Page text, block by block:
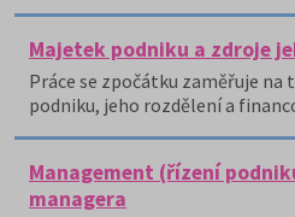
Majetek podniku a zdroje
Práce se zpočátku zaměřuje
podniku, jeho rozdělení a
Management (řízení
managera